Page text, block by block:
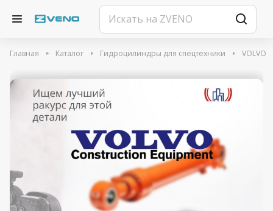
Главная Каталог Гидроцилиндры для спецтехники VOLVO